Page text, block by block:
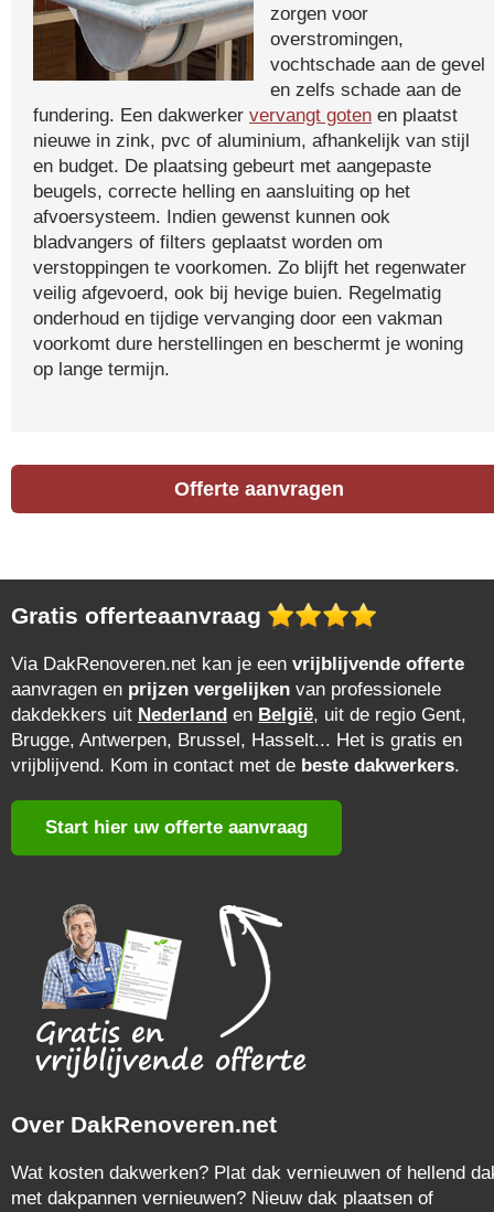
zorgen voor
overstromingen,
vochtschade aan de gevel
en zelfs schade aan de
fundering. Een dakwerker vervangt goten en plaatst
nieuwe in zink, pvc of aluminium, afhankelijk van stijl
en budget. De plaatsing gebeurt met aangepaste
beugels, correcte helling en aansluiting op het
afvoersysteem. Indien gewenst kunnen ook
bladvangers of filters geplaatst worden om
verstoppingen te voorkomen. Zo blijft het regenwater
veilig afgevoerd, ook bij hevige buien. Regelmatig
onderhoud en tijdige vervanging door een vakman
voorkomt dure herstellingen en beschermt je woning
op lange termijn.
Offerte aanvragen
Gratis offerteaanvraag
Via DakRenoveren.net kan je een vrijblijvende offerte
aanvragen en prijzen vergelijken van professionele
dakdekkers uit Nederland en België, uit de regio Gent,
Brugge, Antwerpen, Brussel, Hasselt... Het is gratis en
vrijblijvend. Kom in contact met de beste dakwerkers.
Start hier uw offerte aanvraag
Over DakRenoveren.net
Wat kosten dakwerken? Plat dak vernieuwen of hellend
met dakpannen vernieuwen? Nieuw dak plaatsen of